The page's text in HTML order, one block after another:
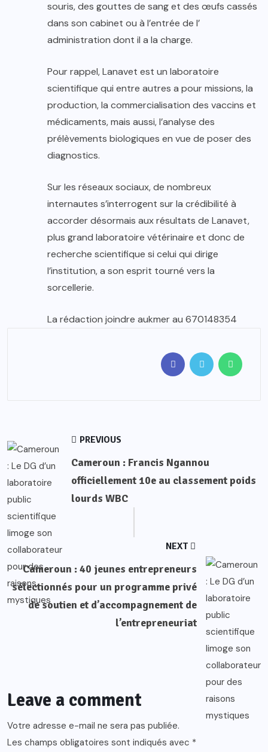
souris, des gouttes de sang et des œufs cassés
dans son cabinet ou à l’entrée de l’
administration dont il a la charge.
Pour rappel, Lanavet est un laboratoire
scientifique qui entre autres a pour missions, la
production, la commercialisation des vaccins et
médicaments, mais aussi, l’analyse des
prélèvements biologiques en vue de poser des
diagnostics.
Sur les réseaux sociaux, de nombreux
internautes s’interrogent sur la crédibilité à
accorder désormais aux résultats de Lanavet,
plus grand laboratoire vétérinaire et donc de
recherche scientifique si celui qui dirige
l’institution, a son esprit tourné vers la
sorcellerie.
La rédaction joindre aukmer au 670148354
PREVIOUS
Cameroun : Francis Ngannou
officiellement 10e au classement poids
lourds WBC
NEXT
Cameroun : 40 jeunes entrepreneurs
sélectionnés pour un programme privé
de soutien et d’accompagnement de
l’entrepreneuriat
Leave a comment
Votre adresse e-mail ne sera pas publiée.
Les champs obligatoires sont indiqués avec *